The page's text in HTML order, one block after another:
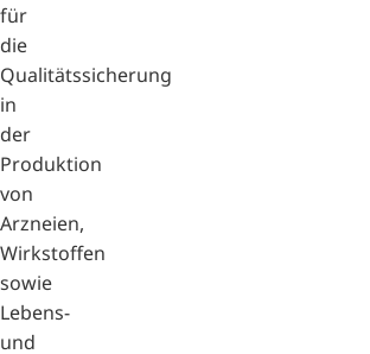
für
die
Qualitätssicherung
in
der
Produktion
von
Arzneien,
Wirkstoffen
sowie
Lebens-
und